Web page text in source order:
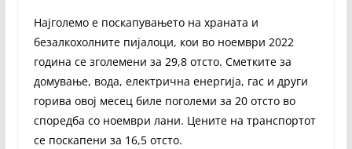
Најголемо е поскапувањето на храната и
безалкохолните пијалоци, кои во ноември 2022
година се зголемени за 29,8 отсто. Сметките за
домување, вода, електрична енергија, гас и други
горива овој месец биле поголеми за 20 отсто во
споредба со ноември лани. Цените на транспортот
се поскапени за 16,5 отсто.